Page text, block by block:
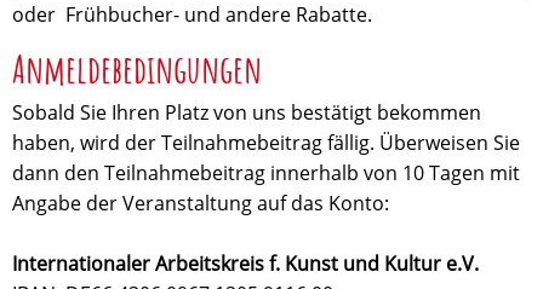
oder Frühbucher- und andere Rabatte.
Anmeldebedingungen
Sobald Sie Ihren Platz von uns bestätigt bekommen
haben, wird der Teilnahmebeitrag fällig. Überweisen Sie
dann den Teilnahmebeitrag innerhalb von 10 Tagen mit
Angabe der Veranstaltung auf das Konto:
Internationaler Arbeitskreis f. Kunst und Kultur e.V.